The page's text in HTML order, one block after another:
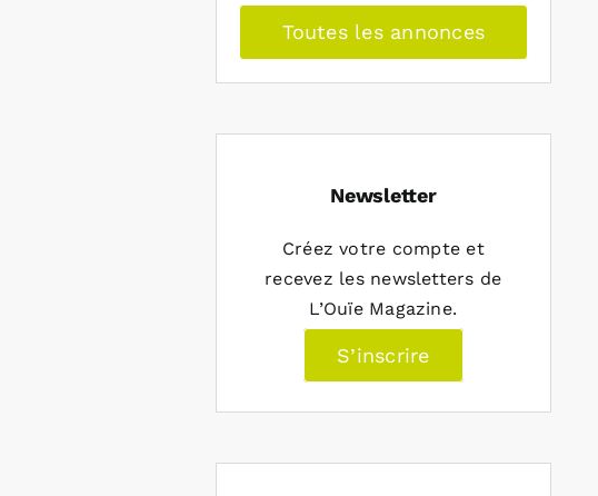
Toutes les annonces
Newsletter
Créez votre compte et
recevez les newsletters de
L’Ouïe Magazine.
S’inscrire